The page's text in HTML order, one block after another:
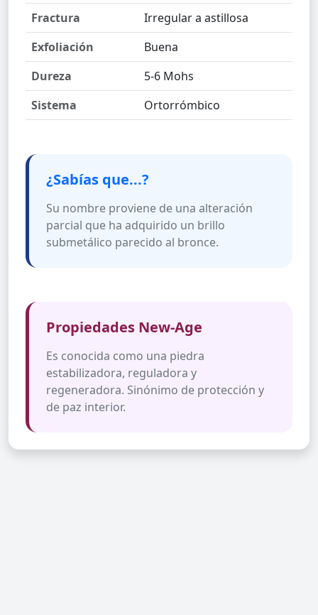
Fractura
Irregular a astillosa
Exfoliación
Buena
Dureza
5-6 Mohs
Sistema
Ortorrómbico
¿Sabías que...?
Su nombre proviene de una alteración
parcial que ha adquirido un brillo
submetálico parecido al bronce.
Propiedades New-Age
Es conocida como una piedra
estabilizadora, reguladora y
regeneradora. Sinónimo de protección y
de paz interior.